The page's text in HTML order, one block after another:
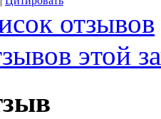
отзывов
этой